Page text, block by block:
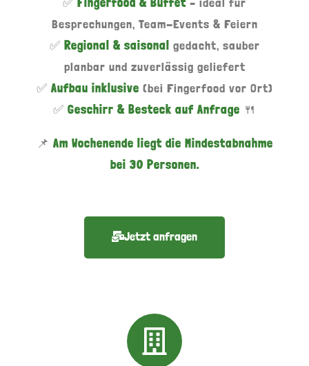
Besprechungen, Team-Events & Feiern
✅ Regional & saisonal gedacht, sauber
planbar und zuverlässig geliefert
✅ Aufbau inklusive (bei Fingerfood vor Ort)
✅ Geschirr & Besteck auf Anfrage 🍴
📌 Am Wochenende liegt die Mindestabnahme
bei 30 Personen.
Jetzt anfragen